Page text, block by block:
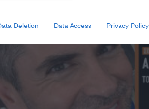
Deletion Data Access Privacy Policy
Έκθεση Βιβλίου 2026 στο Ναύπλιο